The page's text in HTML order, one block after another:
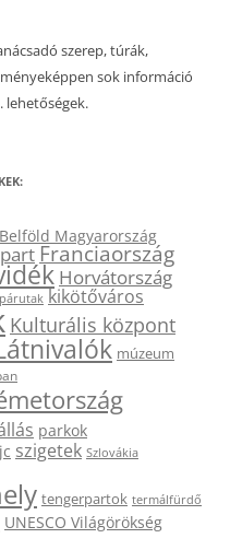
szerep, túrák,
sok információ
lehetőségek.
Belföld Magyarország
Franciaország
Horvátország
kikötőváros
Kulturális központ
múzeum
parkok
szigetek Szlovákia
tengerpartok termálfürdő
UNESCO Világörökség